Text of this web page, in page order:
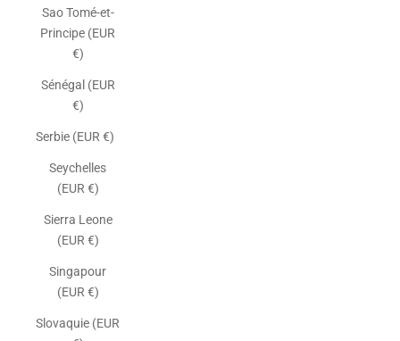
Sao Tomé-et-
Principe (EUR
€)
Sénégal (EUR
€)
Serbie (EUR €)
Seychelles
(EUR €)
Sierra Leone
(EUR €)
Singapour
(EUR €)
Slovaquie (EUR